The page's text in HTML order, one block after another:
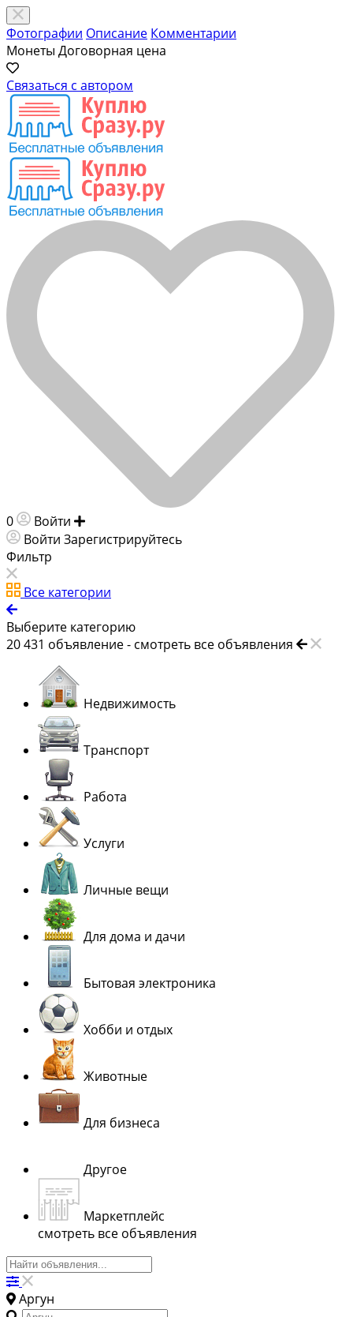
Фотографии Описание Комментарии
Монеты Договорная цена
Связаться с автором
0 Войти
Войти Зарегистрируйтесь
Фильтр
Все категории
Выберите категорию
20 431 объявление - смотреть все объявления
Недвижимость
Транспорт
Работа
Услуги
Личные вещи
Для дома и дачи
Бытовая электроника
Хобби и отдых
Животные
Для бизнеса
Другое
Маркетплейс
смотреть все объявления
Аргун